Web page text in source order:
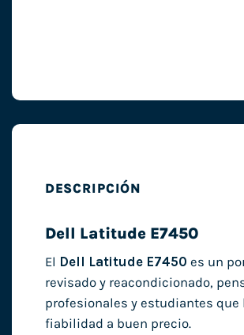
DESCRIPCIÓN
Dell Latitude E7450
El Dell Latitude E7450 es un
revisado y reacondicionado,
profesionales y estudiantes que
fiabilidad a buen precio.